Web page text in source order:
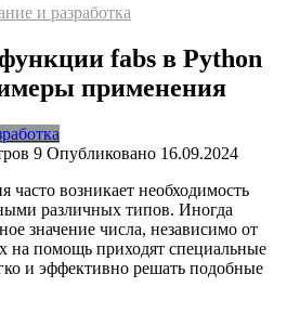
и разработка
fabs в Python
применения
9 Опубликовано 16.09.2024
возникает необходимость
различных типов. Иногда
значение числа, независимо от
на помощь приходят специальные
и эффективно решать подобные